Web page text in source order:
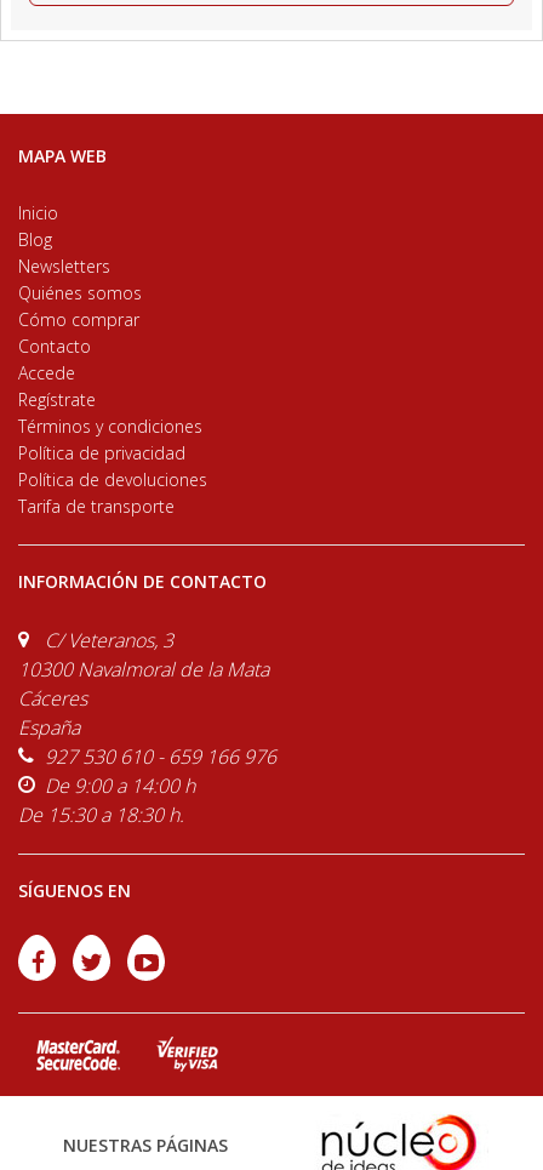
MAPA WEB
Inicio
Blog
Newsletters
Quiénes somos
Cómo comprar
Contacto
Accede
Regístrate
Términos y condiciones
Política de privacidad
Política de devoluciones
Tarifa de transporte
INFORMACIÓN DE CONTACTO
C/ Veteranos, 3
10300 Navalmoral de la Mata
Cáceres
España
927 530 610 - 659 166 976
De 9:00 a 14:00 h
De 15:30 a 18:30 h.
SÍGUENOS EN
NUESTRAS PÁGINAS